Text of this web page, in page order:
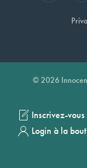
© 2026
Inscrivez-
Login à la